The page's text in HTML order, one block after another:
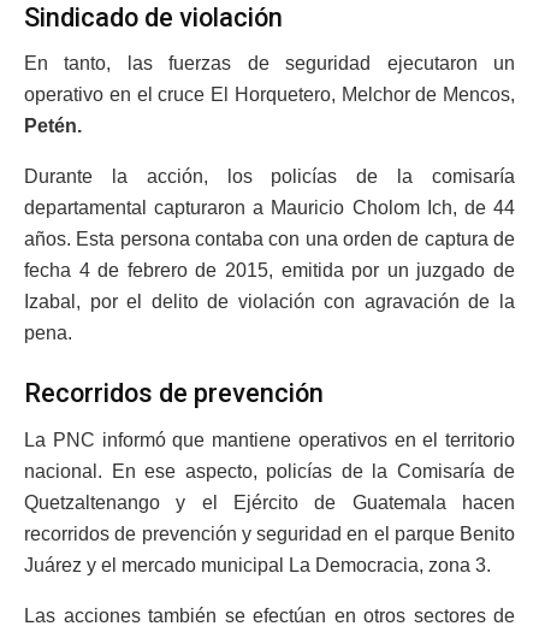
Sindicado de violación
En tanto, las fuerzas de seguridad ejecutaron un
operativo en el cruce El Horquetero, Melchor de Mencos,
Petén.
Durante la acción, los policías de la comisaría
departamental capturaron a Mauricio Cholom Ich, de 44
años. Esta persona contaba con una orden de captura de
fecha 4 de febrero de 2015, emitida por un juzgado de
Izabal, por el delito de violación con agravación de la
pena.
Recorridos de prevención
La PNC informó que mantiene operativos en el territorio
nacional. En ese aspecto, policías de la Comisaría de
Quetzaltenango y el Ejército de Guatemala hacen
recorridos de prevención y seguridad en el parque Benito
Juárez y el mercado municipal La Democracia, zona 3.
Las acciones también se efectúan en otros sectores de